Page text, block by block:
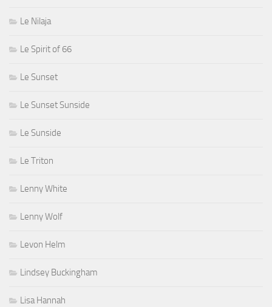
Le Nilaja
Le Spirit of 66
Le Sunset
Le Sunset Sunside
Le Sunside
Le Triton
Lenny White
Lenny Wolf
Levon Helm
Lindsey Buckingham
Lisa Hannah